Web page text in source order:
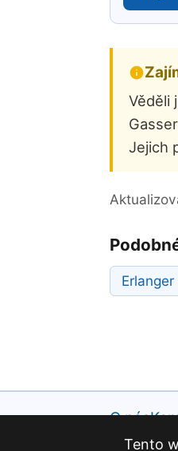
Věděli
Jejich
Erlanger
O nás
Slovník
Tento